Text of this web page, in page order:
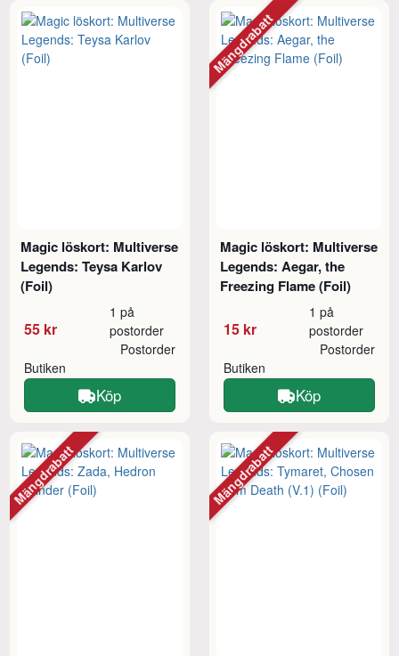
Magic löskort: Multiverse
Legends: Teysa Karlov
(Foil)
55 kr
1 på
postorder
Butiken
Postorder
Köp
Magic löskort: Multiverse
Legends: Aegar, the
Freezing Flame (Foil)
15 kr
1 på
postorder
Butiken
Postorder
Köp
Mängdrabatt
Mängdrabatt Mängdrabatt